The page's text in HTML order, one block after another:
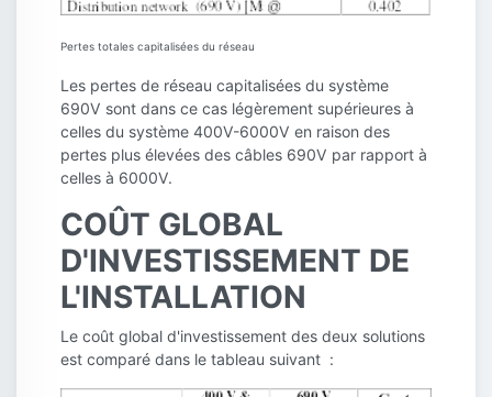
Pertes totales capitalisées du réseau
Les pertes de réseau capitalisées du système
690V sont dans ce cas légèrement supérieures à
celles du système 400V-6000V en raison des
pertes plus élevées des câbles 690V par rapport à
celles à 6000V.
COÛT GLOBAL
D'INVESTISSEMENT DE
L'INSTALLATION
Le coût global d'investissement des deux solutions
est comparé dans le tableau suivant :